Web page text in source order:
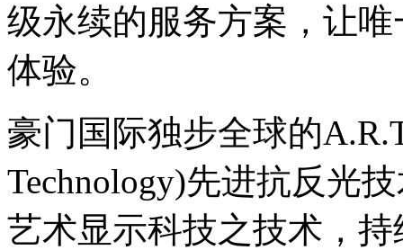
级永续的服务方案，让
体验。
豪门国际独步全球的
Technology)先进抗反光
艺术显示科技之技术，